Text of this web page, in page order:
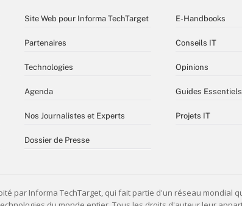
Site Web pour Informa TechTarget
Partenaires
Technologies
Agenda
Nos Journalistes et Experts
Dossier de Presse
E-Handbooks
Conseils IT
Opinions
Guides Essentiels
Projets IT